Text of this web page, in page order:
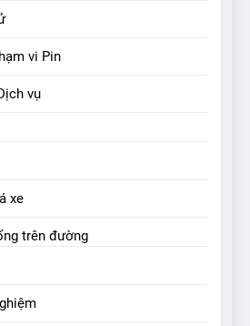
vi Pin
vụ
xe
trên đường